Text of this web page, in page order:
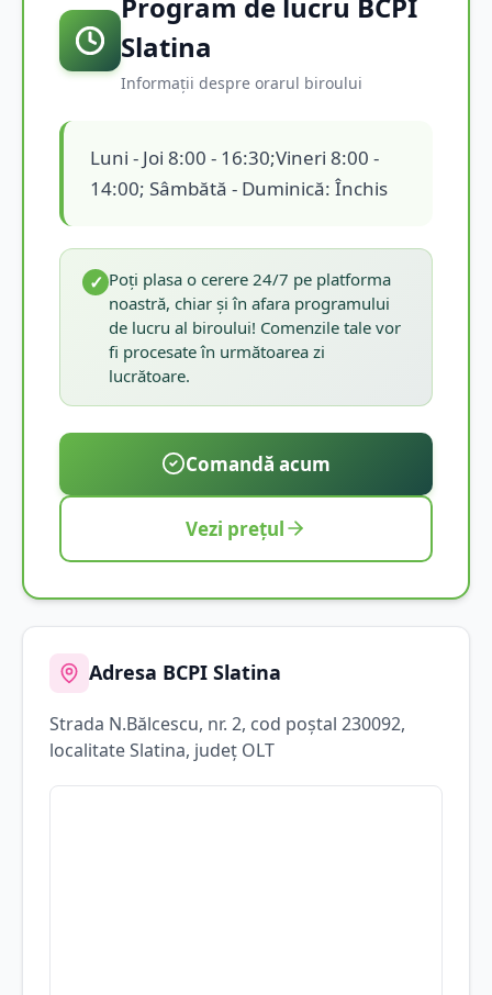
Slatina
Informații despre orarul biroului
Luni - Joi 8:00 - 16:30;Vineri 8:00 -
14:00; Sâmbătă - Duminică: Închis
✓ Poți plasa o cerere 24/7 pe platforma
noastră, chiar și în afara programului
de lucru al biroului! Comenzile tale vor
fi procesate în următoarea zi
lucrătoare.
Comandă acum
Vezi prețul
Adresa BCPI Slatina
Strada N.Bălcescu, nr. 2, cod poștal 230092,
localitateSlatina, județ OLT